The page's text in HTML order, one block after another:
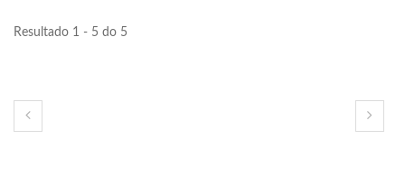
Resultado 1 - 5 do 5